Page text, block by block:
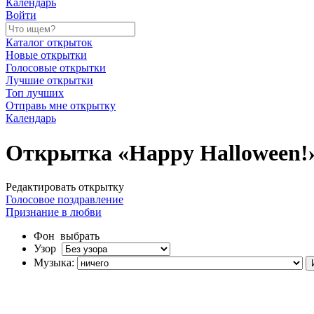
Календарь
Войти
Каталог открыток
Новые открытки
Голосовые открытки
Лучшие открытки
Топ лучших
Отправь мне открытку
Календарь
Открытка «Happy
Редактировать открытку
Голосовое поздравление
Признание в любви
Фон выбрать
Узор
Музыка: